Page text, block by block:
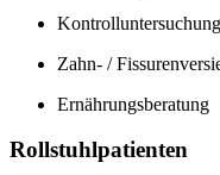
Zahn- /
Ernährungsberatung
Rollstuhlpatienten